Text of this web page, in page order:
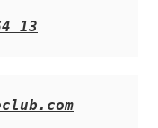
13